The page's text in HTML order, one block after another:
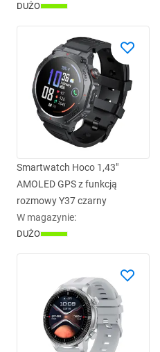
DUŻO
Smartwatch Hoco 1,43"
AMOLED GPS z funkcją
rozmowy Y37 czarny
W magazynie:
DUŻO